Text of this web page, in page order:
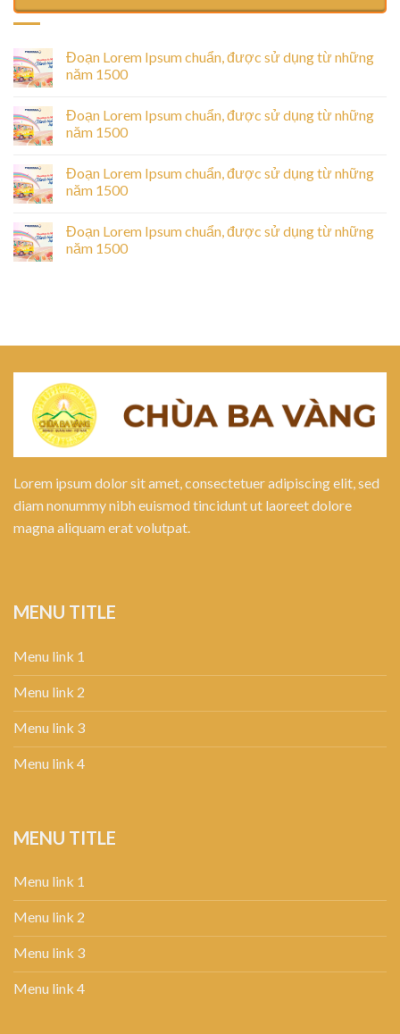
Đoạn Lorem Ipsum chuẩn, được sử dụng từ những
năm 1500
Đoạn Lorem Ipsum chuẩn, được sử dụng từ những
năm 1500
Đoạn Lorem Ipsum chuẩn, được sử dụng từ những
năm 1500
Đoạn Lorem Ipsum chuẩn, được sử dụng từ những
năm 1500
Lorem ipsum dolor sit amet, consectetuer adipiscing elit, sed
diam nonummy nibh euismod tincidunt ut laoreet dolore
magna aliquam erat volutpat.
MENU TITLE
Menu link 1
Menu link 2
Menu link 3
Menu link 4
MENU TITLE
Menu link 1
Menu link 2
Menu link 3
Menu link 4